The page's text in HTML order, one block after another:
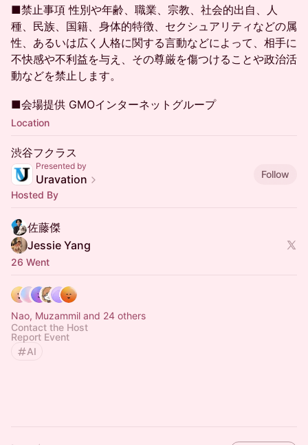
■禁止事項 性別や年齢、職業、宗教、社会的出自、人
種、民族、国籍、身体的特徴、セクシュアリティなどの属
性、あるいは広く人格に関する言動などによって、相手に
不快感や不利益を与え、その尊厳を傷つけることや政治活
動などを禁止します。
■会場提供 GMOインターネットグループ
Location
渋谷フクラス
Presented by
Uravation
Follow
Hosted By
佐藤傑
Jessie Yang
26 Went
Nao, Muzammil and 24 others
Contact the Host
Report Event
AI